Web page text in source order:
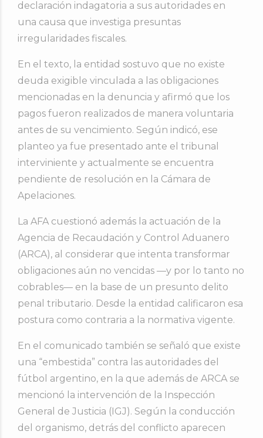
declaración indagatoria a sus autoridades en
una causa que investiga presuntas
irregularidades fiscales.
En el texto, la entidad sostuvo que no existe
deuda exigible vinculada a las obligaciones
mencionadas en la denuncia y afirmó que los
pagos fueron realizados de manera voluntaria
antes de su vencimiento. Según indicó, ese
planteo ya fue presentado ante el tribunal
interviniente y actualmente se encuentra
pendiente de resolución en la Cámara de
Apelaciones.
La AFA cuestionó además la actuación de la
Agencia de Recaudación y Control Aduanero
(ARCA), al considerar que intenta transformar
obligaciones aún no vencidas —y por lo tanto no
cobrables— en la base de un presunto delito
penal tributario. Desde la entidad calificaron esa
postura como contraria a la normativa vigente.
En el comunicado también se señaló que existe
una “embestida” contra las autoridades del
fútbol argentino, en la que además de ARCA se
mencionó la intervención de la Inspección
General de Justicia (IGJ). Según la conducción
del organismo, detrás del conflicto aparecen